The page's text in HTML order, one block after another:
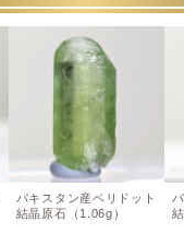
パキスタン産ペリドット
結晶原石（1.06g）